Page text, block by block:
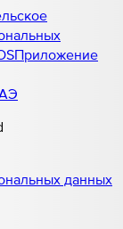
Приложение
данных